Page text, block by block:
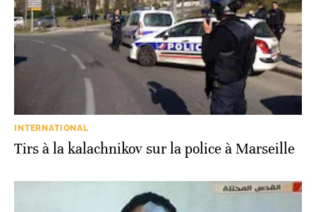
INTERNATIONAL
Tirs à la kalachnikov sur la police à Marseille